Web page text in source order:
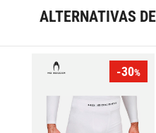
ALTERNATIVAS
-30%